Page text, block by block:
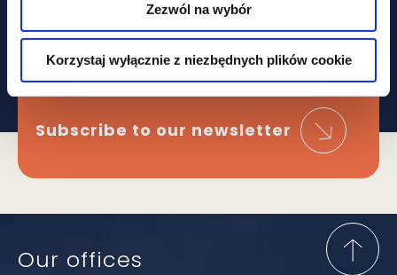
Zezwól na wybór
Korzystaj wyłącznie z niezbędnych plików cookie
missing out
on key legal
developments?
Subscribe to our newsletter
Our offices